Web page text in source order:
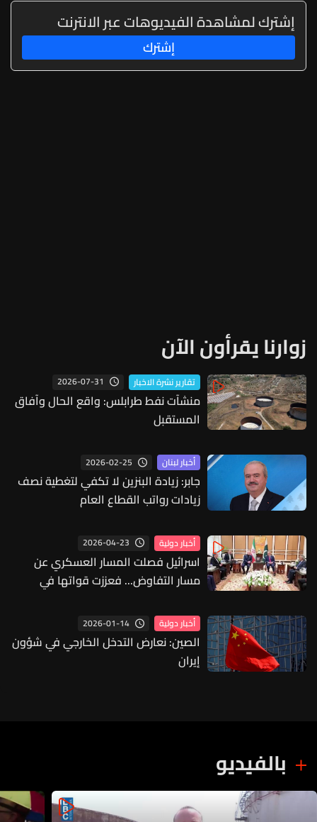
إشترك لمشاهدة الفيديوهات عبر الانترنت
إشترك
زوارنا يقرأون الآن
تقارير نشرة الاخبار 2026-07-31
منشآت نفط طرابلس: واقع الحال وآفاق
المستقبل
أخبار لبنان 2026-02-25
جابر: زيادة البنزين لا تكفي لتغطية نصف
زيادات رواتب القطاع العام
أخبار دولية 2026-04-23
اسرائيل فصلت المسار العسكري عن
مسار التفاوض... فعززت قواتها في
أخبار دولية 2026-01-14
الصين: نعارض التدخل الخارجي في شؤون
إيران
بالفيديو